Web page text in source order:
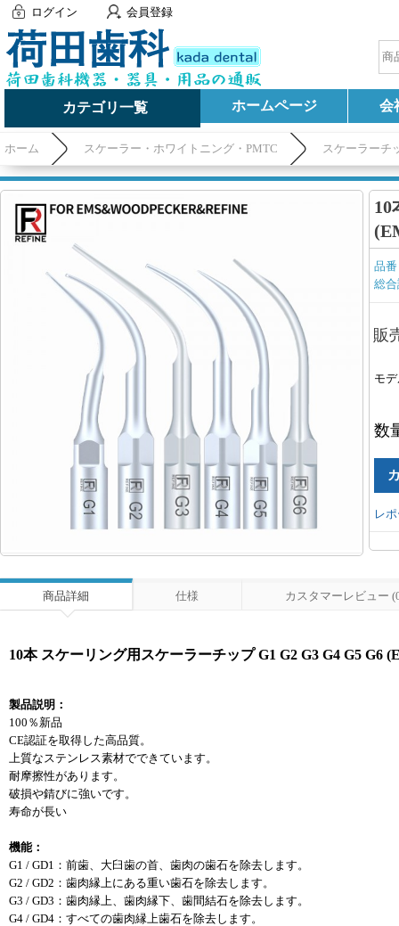
ログイン 会員登録
カテゴリ一覧 ホームページ 会
ホーム スケーラー・ホワイトニング・PMTC スケーラーチ
10
品
総
販
モ
数
レ
商品詳細 仕様 カスタマーレビュー
10本 スケーリング用スケーラーチップ G1 G2 G3 G4 G5 G6
製品説明：
100％新品
CE認証を取得した高品質。
上質なステンレス素材でできています。
耐摩擦性があります。
破損や錆びに強いです。
寿命が長い
機能：
G1 / GD1：前歯、大臼歯の首、歯肉の歯石を除去します。
G2 / GD2：歯肉縁上にある重い歯石を除去します。
G3 / GD3：歯肉縁上、歯肉縁下、歯間結石を除去します。
G4 / GD4：すべての歯肉縁上歯石を除去します。